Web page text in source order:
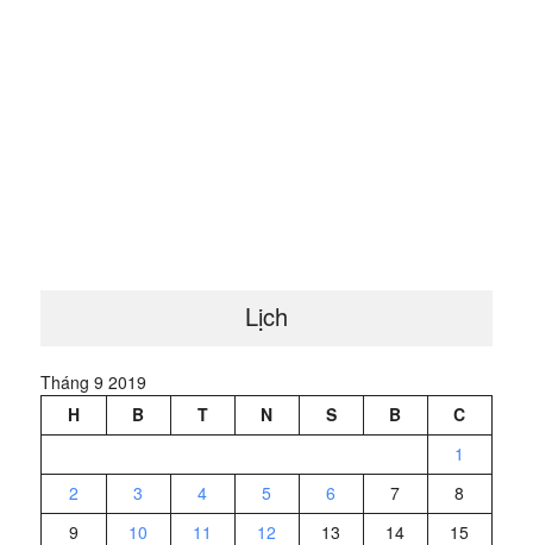
Lịch
Tháng 9 2019
H
B T N S B
C
1
2
3 4 5 6 7
8
9
10 11 12 13 14
15